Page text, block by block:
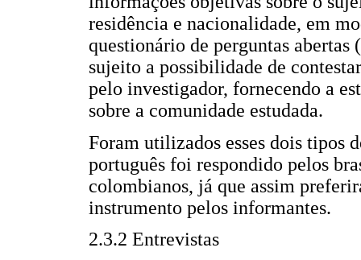
residência e nacionalidade, em
questionário de perguntas
sujeito a possibilidade de
pelo investigador, fornecendo a
sobre a comunidade estudada.
Foram utilizados esses dois tipos
português foi respondido pelos
colombianos, já que assim
instrumento pelos informantes.
2.3.2 Entrevistas